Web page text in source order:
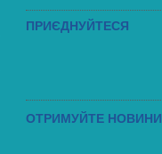
ПРИЄДНУЙТЕСЯ
ОТРИМУЙТЕ НОВИНИ